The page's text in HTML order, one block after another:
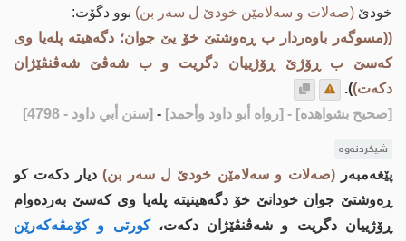
خودێ (صه‌لات و سه‌لامێن خودێ ل سه‌ر بن) بوو دگۆت:
((مسوگه‌ر باوه‌ردار ب ڕه‌وشتێ خۆ یێ جوان؛ دگه‌هیته‌ پله‌یا وی
كه‌سێ ب ڕۆژێ ڕۆژییان دگریت و ب شه‌ڤێ شه‌ڤنڤێژان
دكه‌ت)).
[صحيح بشواهده] - [رواه أبو داود وأحمد] - [سنن أبي داود - 4798]
شیکردنەوە
پێغه‌مبه‌ر(صه‌لات و سه‌لامێن خودێ ل سه‌ر بن)دیار دكه‌ت كو
ڕه‌وشتێ جوان خودانێ خۆ دگه‌هینیته‌ پله‌یا وی كه‌سێ به‌رده‌وام
ڕۆژییان دگریت و شه‌ڤنڤێژان دكه‌ت، كورتی و كۆمڤه‌كه‌رێن